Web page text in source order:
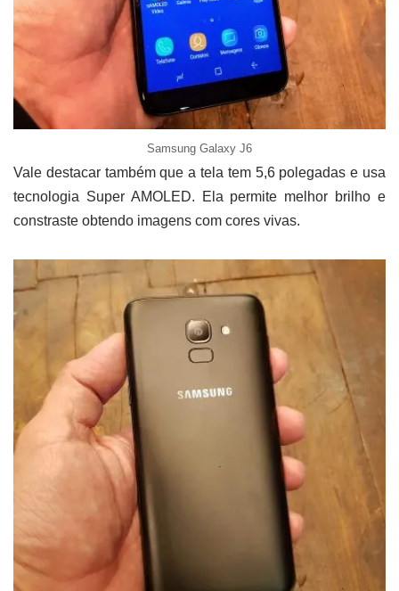
Samsung Galaxy J6
Vale destacar também que a tela tem 5,6 polegadas e usa
tecnologia Super AMOLED. Ela permite melhor brilho e
constraste obtendo imagens com cores vivas.